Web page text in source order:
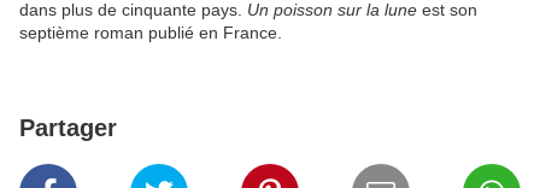
dans plus de cinquante pays. Un poisson sur la lune est son
septième roman publié en France.
Partager